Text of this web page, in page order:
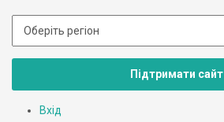
Підтримати сайт
Вхід